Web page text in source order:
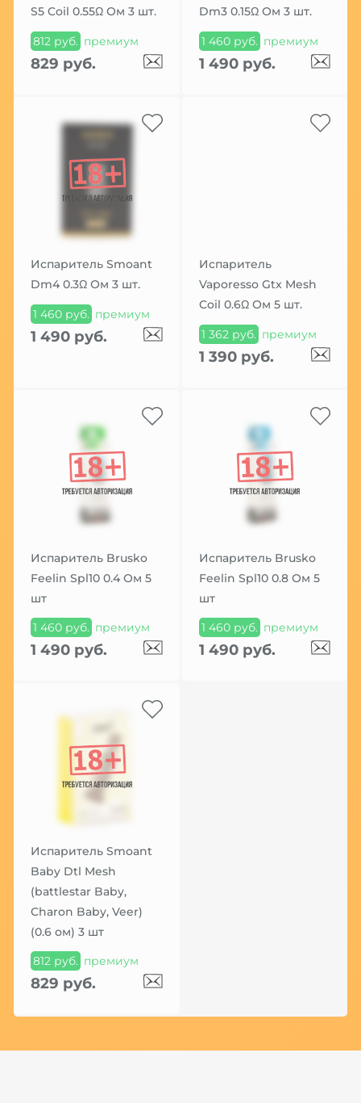
S5 Coil 0.55Ω Ом 3 шт.
812 руб. премиум
829 руб.
Dm3 0.15Ω Ом 3 шт.
1 460 руб. премиум
1 490 руб.
Испаритель Smoant
Dm4 0.3Ω Ом 3 шт.
1 460 руб. премиум
1 490 руб.
Испаритель
Vaporesso Gtx Mesh
Coil 0.6Ω Ом 5 шт.
1 362 руб. премиум
1 390 руб.
Испаритель Brusko
Feelin Spl10 0.4 Ом 5
шт
1 460 руб. премиум
1 490 руб.
Испаритель Brusko
Feelin Spl10 0.8 Ом 5
шт
1 460 руб. премиум
1 490 руб.
Испаритель Smoant
Baby Dtl Mesh
(battlestar Baby,
Charon Baby, Veer)
(0.6 ом) 3 шт
812 руб. премиум
829 руб.